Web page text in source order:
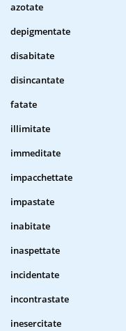
azotate
depigmentate
disabitate
disincantate
fatate
illimitate
immeditate
impacchettate
impastate
inabitate
inaspettate
incidentate
incontrastate
inesercitate